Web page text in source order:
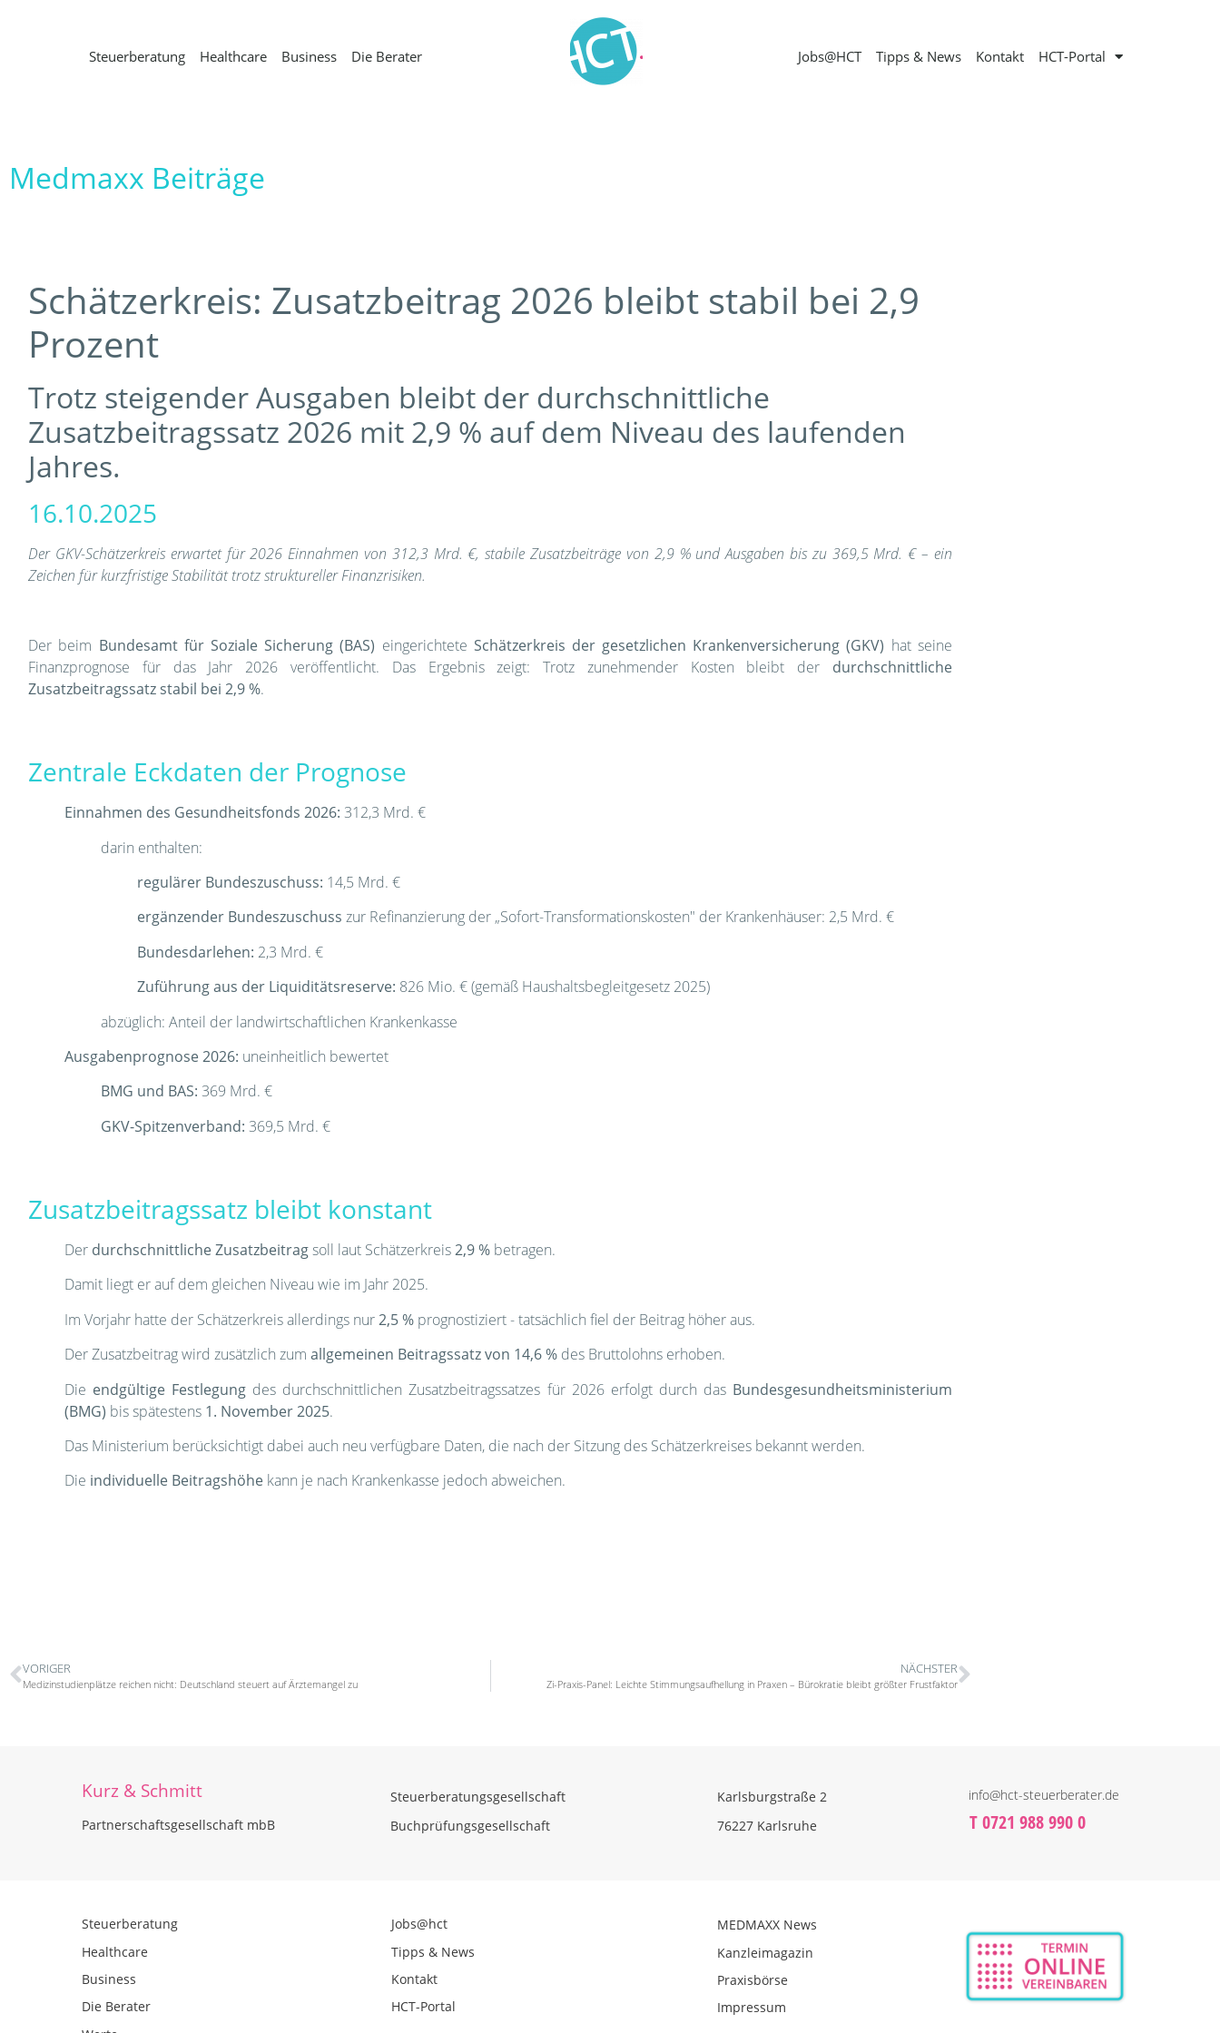
Steuerberatung Healthcare Business Die Berater Jobs@HCT Tipps & News Kontakt HCT-Portal
Medmaxx Beiträge
Schätzerkreis: Zusatzbeitrag 2026 bleibt stabil bei 2,9
Prozent
Trotz steigender Ausgaben bleibt der durchschnittliche
Zusatzbeitragssatz 2026 mit 2,9 % auf dem Niveau des laufenden
Jahres.
16.10.2025
Der GKV-Schätzerkreis erwartet für 2026 Einnahmen von 312,3 Mrd. €, stabile Zusatzbeiträge von 2,9 % und Ausgaben bis zu 369,5 Mrd. € – ein
Zeichen für kurzfristige Stabilität trotz struktureller Finanzrisiken.
Der beim Bundesamt für Soziale Sicherung (BAS) eingerichtete Schätzerkreis der gesetzlichen Krankenversicherung (GKV) hat seine
Finanzprognose für das Jahr 2026 veröffentlicht. Das Ergebnis zeigt: Trotz zunehmender Kosten bleibt der durchschnittliche
Zusatzbeitragssatz stabil bei 2,9 %.
Zentrale Eckdaten der Prognose
Einnahmen des Gesundheitsfonds 2026: 312,3 Mrd. €
darin enthalten:
regulärer Bundeszuschuss: 14,5 Mrd. €
ergänzender Bundeszuschuss zur Refinanzierung der „Sofort-Transformationskosten" der Krankenhäuser: 2,5 Mrd. €
Bundesdarlehen: 2,3 Mrd. €
Zuführung aus der Liquiditätsreserve: 826 Mio. € (gemäß Haushaltsbegleitgesetz 2025)
abzüglich: Anteil der landwirtschaftlichen Krankenkasse
Ausgabenprognose 2026: uneinheitlich bewertet
BMG und BAS: 369 Mrd. €
GKV-Spitzenverband: 369,5 Mrd. €
Zusatzbeitragssatz bleibt konstant
Der durchschnittliche Zusatzbeitragsoll laut Schätzerkreis2,9 % betragen.
Damit liegt er auf dem gleichen Niveau wie im Jahr 2025.
Im Vorjahr hatte der Schätzerkreis allerdings nur2,5 % prognostiziert - tatsächlich fiel der Beitrag höher aus.
Der Zusatzbeitrag wird zusätzlich zumallgemeinen Beitragssatz von 14,6 % des Bruttolohns erhoben.
Die endgültige Festlegung des durchschnittlichen Zusatzbeitragssatzes für 2026 erfolgt durch das Bundesgesundheitsministerium
(BMG) bis spätestens 1. November 2025.
Das Ministerium berücksichtigt dabei auch neu verfügbare Daten, die nach der Sitzung des Schätzerkreises bekannt werden.
Die individuelle Beitragshöhe kann je nach Krankenkasse jedoch abweichen.
VORIGER
Medizinstudienplätze reichen nicht: Deutschland steuert auf Ärztemangel zu
NÄCHSTER
Zi-Praxis-Panel: Leichte Stimmungsaufhellung in Praxen – Bürokratie bleibt größter Frustfaktor
Kurz & Schmitt
Partnerschaftsgesellschaft mbB
Steuerberatungsgesellschaft
Buchprüfungsgesellschaft
Karlsburgstraße 2
76227 Karlsruhe
info@hct-steuerberater.de
T 0721 988 990 0
Steuerberatung
Healthcare
Business
Die Berater
Jobs@hct
Tipps & News
Kontakt
HCT-Portal
MEDMAXX News
Kanzleimagazin
Praxisbörse
Impressum